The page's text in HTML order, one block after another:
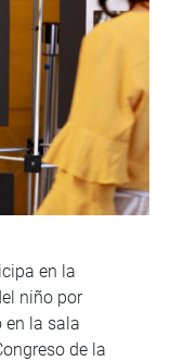
en la
niño por
en la sala
de la